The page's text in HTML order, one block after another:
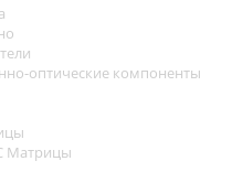
оптические компоненты
Матрицы